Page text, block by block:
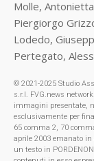
Molle, Antonietta
Piergiorgo
Lodedo,
Pertegato,
© 2021-2025 Studio
s.r.l. FVG.news
immagini presentate,
esclusivamente per
65 comma 2, 70
aprile 2003 emanato
un testo in